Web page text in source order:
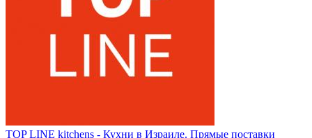
TOP LINE kitchens - Кухни в Израиле. Прямые поставки